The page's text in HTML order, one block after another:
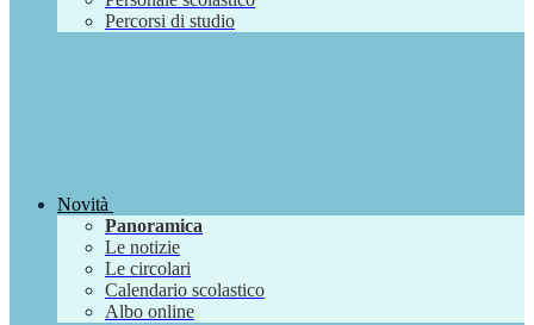
Percorsi di studio
Novità
Panoramica
Le notizie
Le circolari
Calendario scolastico
Albo online